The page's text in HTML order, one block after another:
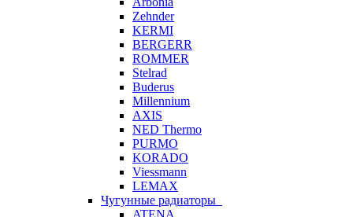
Zehnder
KERMI
BERGERR
ROMMER
Stelrad
Buderus
Millennium
AXIS
NED Thermo
PURMO
KORADO
Viessmann
LEMAX
Чугунные радиаторы
ATENA